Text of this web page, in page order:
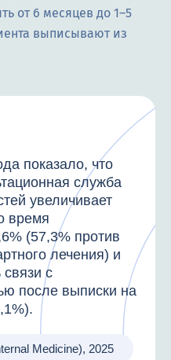
от 6 месяцев до 1–5
выписывают из
показало, что
служба
увеличивает
время
(57,3% против
лечения) и
с
после выписки на
Medicine), 2025